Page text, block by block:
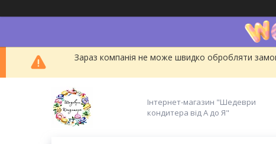
Зараз компанія не може швидко обробляти
Інтернет-магазин "Шедеври
кондитера від А до Я"